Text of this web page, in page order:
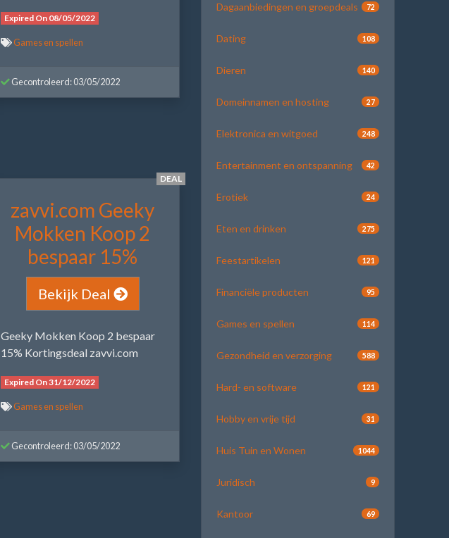
Expired On 08/05/2022
Games en spellen
Gecontroleerd: 03/05/2022
DEAL
zavvi.com Geeky
Mokken Koop 2
bespaar 15%
Bekijk Deal
Geeky Mokken Koop 2 bespaar
15% Kortingsdeal zavvi.com
Expired On 31/12/2022
Games en spellen
Gecontroleerd: 03/05/2022
Dagaanbiedingen en groepdeals 72
Dating 108
Dieren 140
Domeinnamen en hosting 27
Elektronica en witgoed 248
Entertainment en ontspanning 42
Erotiek 24
Eten en drinken 275
Feestartikelen 121
Financiële producten 95
Games en spellen 114
Gezondheid en verzorging 588
Hard- en software 121
Hobby en vrije tijd 31
Huis Tuin en Wonen 1044
Juridisch 9
Kantoor 69